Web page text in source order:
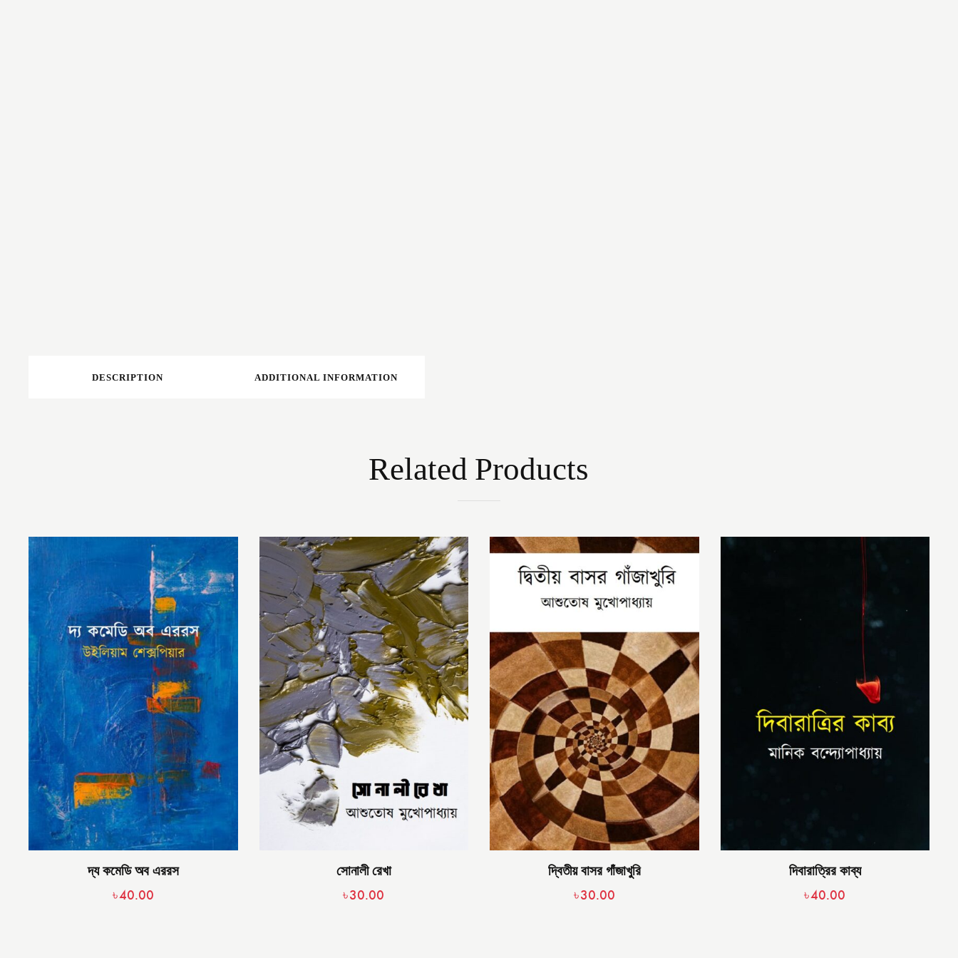
DESCRIPTION ADDITIONAL INFORMATION
Related Products
দ্য কমেডি অব এররস
৳40.00
সোনালী রেখা
৳30.00
দ্বিতীয় বাসর গাঁজাখুরি
৳30.00
দিবারাত্রির কাব্য
৳40.00